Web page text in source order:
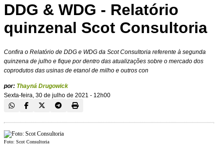
DDG & WDG - Relatório
quinzenal Scot Consultoria
Confira o Relatório de DDG e WDG da Scot Consultoria referente à segunda
quinzena de julho e fique por dentro das atualizações sobre o mercado dos
coprodutos das usinas de etanol de milho e outros con
por: Thayná Drugowick
Sexta-feira, 30 de julho de 2021 - 12h00
Foto: Scot Consultoria